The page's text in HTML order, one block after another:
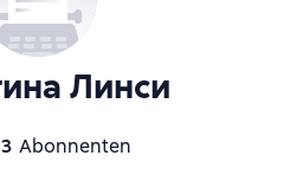
Линси
3 Abonnenten